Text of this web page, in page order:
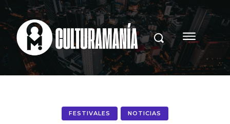
FESTIVALES NOTICIAS